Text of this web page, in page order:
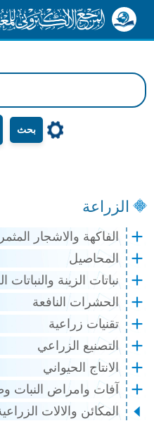
بحث
الزراعة
الفاكهة والاشجار
المحاصيل
نباتات الزينة
الحشرات النافعة
تقنيات زراعية
التصنيع الزراعي
الانتاج الحيواني
آفات وامراض النبات
المكائن والالات